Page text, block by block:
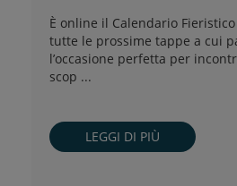
È online il Calendario Fieristico
tutte le prossime tappe a cui
l’occasione perfetta per
scop ...
LEGGI DI PIÙ